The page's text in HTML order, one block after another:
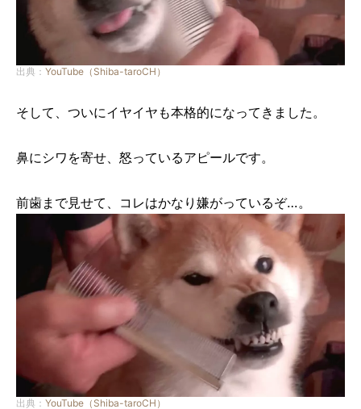
出典： YouTube（Shiba-taroCH）
そして、ついにイヤイヤも本格的になってきました。
鼻にシワを寄せ、怒っているアピールです。
前歯まで見せて、コレはかなり嫌がっているぞ…。
出典： YouTube（Shiba-taroCH）